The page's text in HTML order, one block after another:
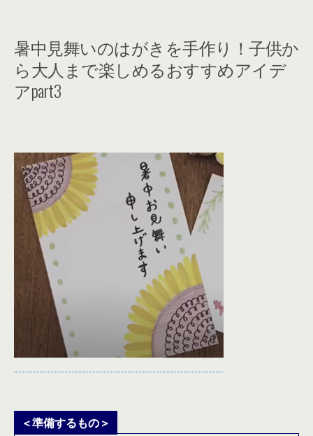
暑中見舞いのはがきを手作り！子供か
ら大人まで楽しめるおすすめアイデ
アpart3
＜準備するもの＞